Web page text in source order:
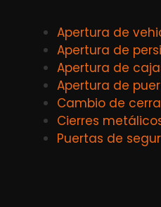
Apertura de
Apertura de
Apertura de
Apertura de
Cambio de
Cierres
Puertas de